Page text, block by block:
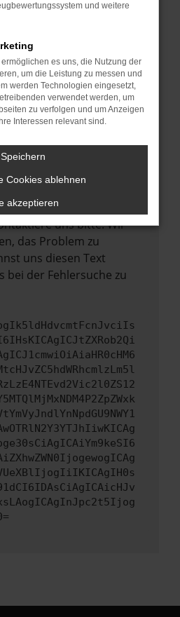
neu.
Probleme zu beheben.
dein Browser und dein
auf dem neuesten Stand
birgt nicht nur ein
Funktionen nicht
Webseitenbetreiber.
genannten Schritte
uns bitte. Wir
das Problem zu
uns diesen Text
bei der Fehlersuche zu
und weitere
es uns, die Nutzung der
um die Leistung zu messen und
werden Technologien eingesetzt,
verwendet werden, um
zu verfolgen und um Anzeigen
Interessen relevant sind.
Speichern
Cookies ablehnen
akzeptieren